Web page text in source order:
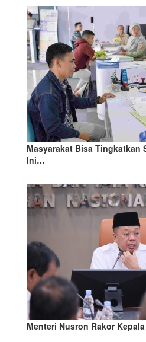
Masyarakat Bisa Tingkatkan
Ini…
Menteri Nusron Rakor